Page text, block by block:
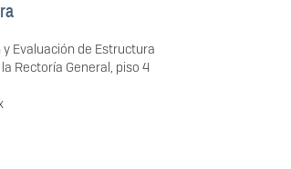
Evaluación de Estructura
Rectoría General, piso 4